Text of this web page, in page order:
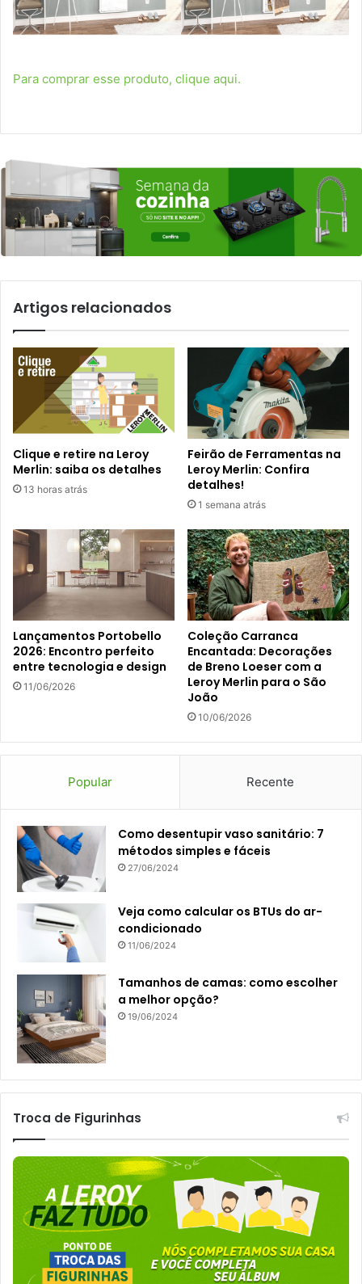
Para comprar esse produto, clique aqui.
Artigos relacionados
Clique e retire na Leroy
Merlin: saiba os detalhes
13 horas atrás
Feirão de Ferramentas na
Leroy Merlin: Confira
detalhes!
1 semana atrás
Lançamentos Portobello
2026: Encontro perfeito
entre tecnologia e design
11/06/2026
Coleção Carranca
Encantada: Decorações
de Breno Loeser com a
Leroy Merlin para o São
João
10/06/2026
Popular Recente
Como desentupir vaso sanitário: 7
métodos simples e fáceis
27/06/2024
Veja como calcular os BTUs do ar-
condicionado
11/06/2024
Tamanhos de camas: como escolher
a melhor opção?
19/06/2024
Troca de Figurinhas